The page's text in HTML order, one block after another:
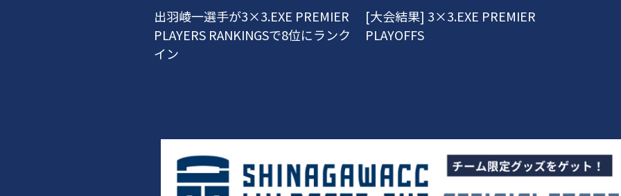
出羽崚一選手が3×3.EXE PREMIER
PLAYERS RANKINGSで8位にランク
イン
[大会結果] 3×3.EXE PREMIER
PLAYOFFS